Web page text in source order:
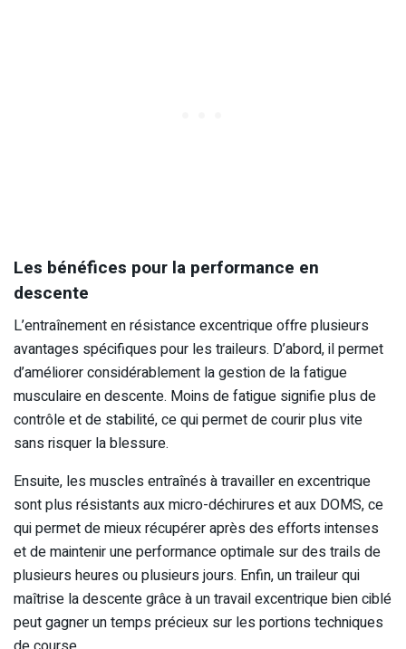
Les bénéfices pour la performance en
descente
L’entraînement en résistance excentrique offre plusieurs
avantages spécifiques pour les traileurs. D’abord, il permet
d’améliorer considérablement la gestion de la fatigue
musculaire en descente. Moins de fatigue signifie plus de
contrôle et de stabilité, ce qui permet de courir plus vite
sans risquer la blessure.
Ensuite, les muscles entraînés à travailler en excentrique
sont plus résistants aux micro-déchirures et aux DOMS, ce
qui permet de mieux récupérer après des efforts intenses
et de maintenir une performance optimale sur des trails de
plusieurs heures ou plusieurs jours. Enfin, un traileur qui
maîtrise la descente grâce à un travail excentrique bien ciblé
peut gagner un temps précieux sur les portions techniques